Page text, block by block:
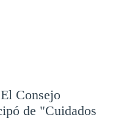
El Consejo
de "Cuidados